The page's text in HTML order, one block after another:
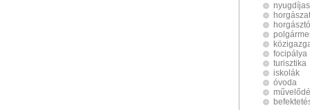
horgászat
horgásztó
focipálya
turisztika
iskolák
óvoda